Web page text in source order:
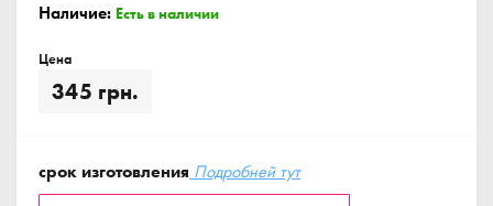
Наличие: Есть в наличии
Цена
345 грн.
срок изготовления Подробней тут